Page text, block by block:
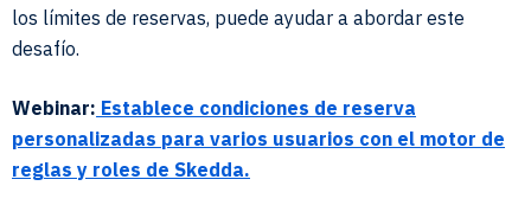
los límites de reservas, puede ayudar a abordar este
desafío.
Webinar: Establece condiciones de reserva
personalizadas para varios usuarios con el motor de
reglas y roles de Skedda.